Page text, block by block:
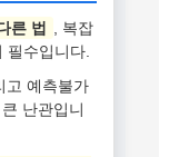
른 법
, 복잡
필수입니다.
고 예측불가
난관입니